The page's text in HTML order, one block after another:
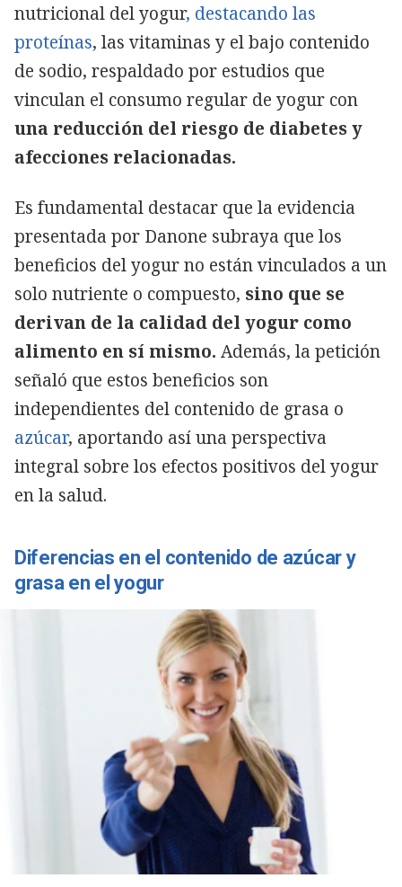
nutricional del yogur, destacando las
proteínas, las vitaminas y el bajo contenido
de sodio, respaldado por estudios que
vinculan el consumo regular de yogur con
una reducción del riesgo de diabetes y
afecciones relacionadas.
Es fundamental destacar que la evidencia
presentada por Danone subraya que los
beneficios del yogur no están vinculados a un
solo nutriente o compuesto, sino que se
derivan de la calidad del yogur como
alimento en sí mismo. Además, la petición
señaló que estos beneficios son
independientes del contenido de grasa o
azúcar, aportando así una perspectiva
integral sobre los efectos positivos del yogur
en la salud.
Diferencias en el contenido de azúcar y
grasa en el yogur